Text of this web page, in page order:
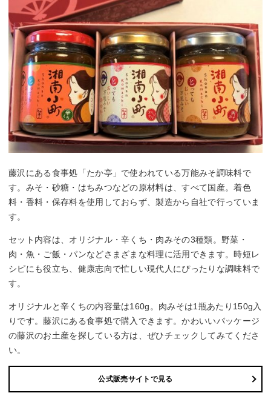
藤沢にある食事処「たか亭」で使われている万能みそ調味料で
す。みそ・砂糖・はちみつなどの原材料は、すべて国産。着色
料・香料・保存料を使用しておらず、製造から自社で行っていま
す。
セット内容は、オリジナル・辛くち・肉みその3種類。野菜・
肉・魚・ご飯・パンなどさまざまな料理に活用できます。時短レ
シピにも役立ち、健康志向で忙しい現代人にぴったりな調味料で
す。
オリジナルと辛くちの内容量は160g。肉みそは1瓶あたり150g入
りです。藤沢にある食事処で購入できます。かわいいパッケージ
の藤沢のお土産を探している方は、ぜひチェックしてみてくださ
い。
公式販売サイトで見る